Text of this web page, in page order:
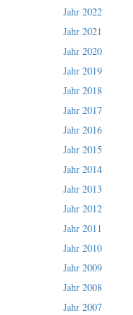
Jahr 2022
Jahr 2021
Jahr 2020
Jahr 2019
Jahr 2018
Jahr 2017
Jahr 2016
Jahr 2015
Jahr 2014
Jahr 2013
Jahr 2012
Jahr 2011
Jahr 2010
Jahr 2009
Jahr 2008
Jahr 2007